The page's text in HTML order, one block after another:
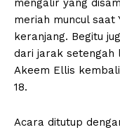
mengalir yang
meriah muncul
keranjang. Begitu
dari jarak setengah
Akeem Ellis
18.
Acara ditutup